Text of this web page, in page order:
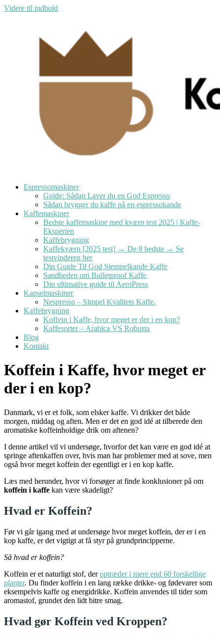
Videre til indhold
Espressomaskiner
Guide: Sådan Laver du en God Espresso
Sådan brygger du kaffe på en espressokande
Kaffemaskiner
Bedste kaffemaskine med kværn test 2025 | Kaffe-
Eksperten
Kaffebrygning
Kaffekværn [2025 test] → De 8 bedste → Se
testvinderen her
Din Guide Til God Stempelkande Kaffe
Sandheden om Bulletproof Kaffe
Din ultimative guide til AeroPress
Kapselmaskiner
Nespresso – Simpel Kvalitets Kaffe.
Kaffebrygning
Koffein i Kaffe, hvor meget er der i en kop?
Kaffesorter – Arabica VS Robusta
Blog
Kontakt
Koffein i Kaffe, hvor meget er
der i en kop?
Danmark, vi er et folk, som elsker kaffe. Vi drikker det både
morgen, middag og aften. Men er det en god idé at tilberede den
aromatiske koffeinholdige drik om aftenen?
I denne artikel vil vi undersøge, hvorfor det kan være en god idé at
springe aftenkaffen over, hvis man har problemer med at sove, men
også hvor meget koffein der egentligt er i en kop kaffe.
Læs med herunder, hvor vi forsøger at finde konklusioner på om
koffein i kaffe kan være skadeligt?
Hvad er Koffein?
Før vi går igang med at undersøge hvor meget koffein, der er i en
kop kaffe, er det vigtigt at få styr på grundprincipperne.
Så hvad er koffein?
Koffein er et naturligt stof, deroptræder i mere end 60 forskellige
planter. Du finder koffein i en lang række drikke- og fødevarer som
eksempelvis kaffe og energidrikke. Koffein anvendes til tider som
aromastof, grundet den lidt bitre smag.
Hvad gør Koffein ved Kroppen?